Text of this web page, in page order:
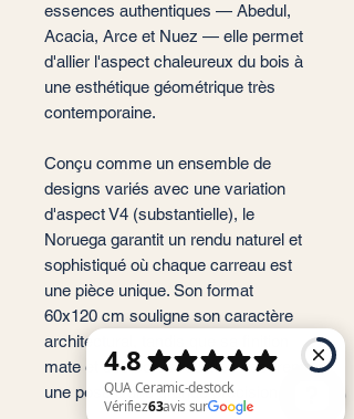
essences authentiques — Abedul,
Acacia, Arce et Nuez — elle permet
d'allier l'aspect chaleureux du bois à
une esthétique géométrique très
contemporaine.
Conçu comme un ensemble de
designs variés avec une variation
d'aspect V4 (substantielle), le
Noruega garantit un rendu naturel et
sophistiqué où chaque carreau est
une pièce unique. Son format
60x120 cm souligne son caractère
architectural, tandis que sa finition
mate et ses bords rectifiés assurent
une pose d'une grande précision.